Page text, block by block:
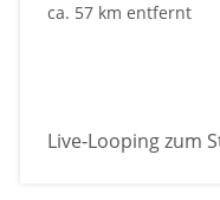
ca. 57 km entfernt
Live-Looping zum